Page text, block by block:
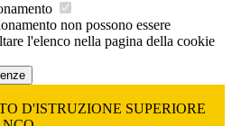
non possono essere
l'elenco nella pagina della cookie
D'ISTRUZIONE SUPERIORE